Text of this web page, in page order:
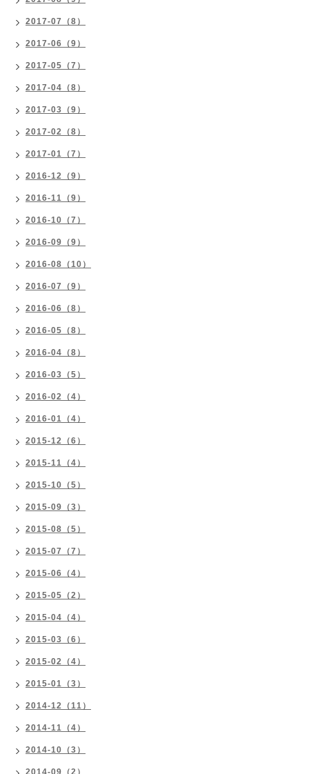
2017-07（8）
2017-06（9）
2017-05（7）
2017-04（8）
2017-03（9）
2017-02（8）
2017-01（7）
2016-12（9）
2016-11（9）
2016-10（7）
2016-09（9）
2016-08（10）
2016-07（9）
2016-06（8）
2016-05（8）
2016-04（8）
2016-03（5）
2016-02（4）
2016-01（4）
2015-12（6）
2015-11（4）
2015-10（5）
2015-09（3）
2015-08（5）
2015-07（7）
2015-06（4）
2015-05（2）
2015-04（4）
2015-03（6）
2015-02（4）
2015-01（3）
2014-12（11）
2014-11（4）
2014-10（3）
2014-09（2）